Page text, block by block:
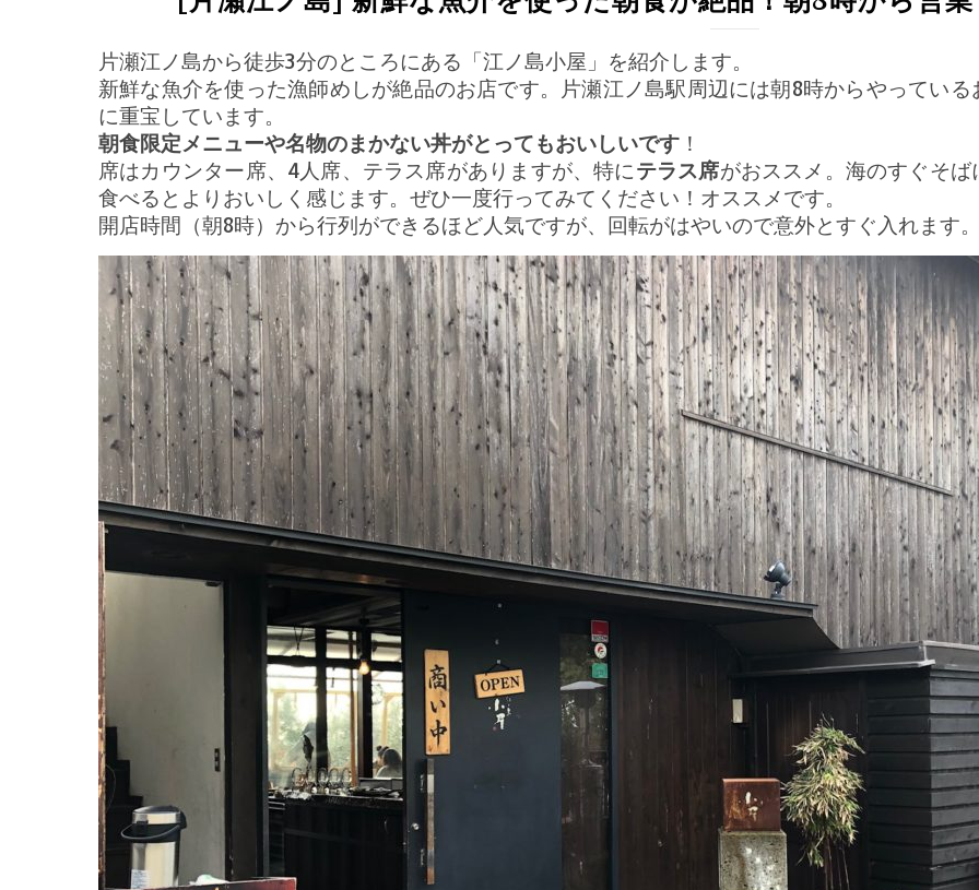
片瀬江ノ島から徒歩3分のところにある「江ノ島小屋」を紹介します。
新鮮な魚介を使った漁師めしが絶品のお店です。片瀬江ノ島駅周辺には朝8時からやってい
に重宝しています。
朝食限定メニューや名物のまかない丼がとってもおいしいです ！
席はカウンター席、4人席、テラス席がありますが、特にテラス席がおススメ。海のすぐそ
食べるとよりおいしく感じます。ぜひ一度行ってみてください！オススメです。
開店時間（朝8時）から行列ができるほど人気ですが、回転がはやいので意外とすぐ入れます